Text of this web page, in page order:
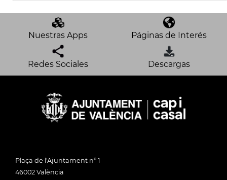
Nuestras Apps Páginas de Interés
Redes Sociales Descargas
Plaça de l'Ajuntament nº 1
46002 València